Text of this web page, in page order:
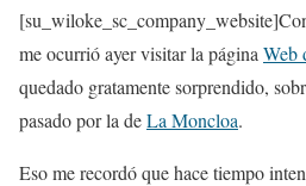
me ocurrió ayer visitar la página Web
quedado gratamente sorprendido,
pasado por la deLa Moncloa.
Eso me recordó que hace tiempo